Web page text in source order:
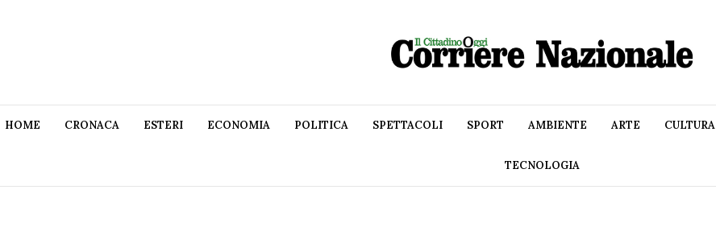
HOME CRONACA ESTERI ECONOMIA POLITICA SPETTACOLI SPORT AMBIENTE ARTE CULTURA
TECNOLOGIA